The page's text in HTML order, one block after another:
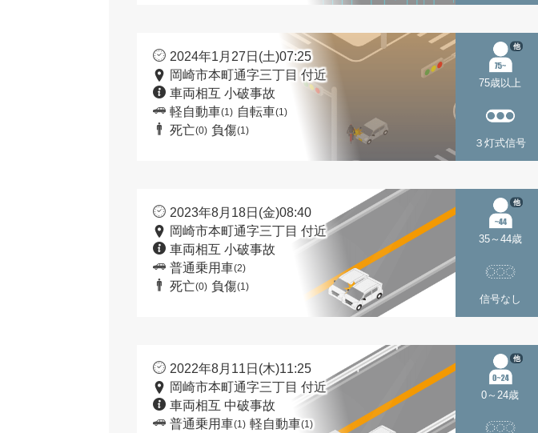
2024年1月27日(土)07:25
岡崎市本町通字三丁目 付近
車両相互 小破事故
軽自動車(1) 自転車(1)
死亡(0) 負傷(1)
75歳以上
他
３灯式信号
2023年8月18日(金)08:40
岡崎市本町通字三丁目 付近
車両相互 小破事故
普通乗用車(2)
死亡(0) 負傷(1)
35～44歳
他
信号なし
2022年8月11日(木)11:25
岡崎市本町通字三丁目 付近
車両相互 中破事故
普通乗用車(1) 軽自動車(1)
0～24歳
他